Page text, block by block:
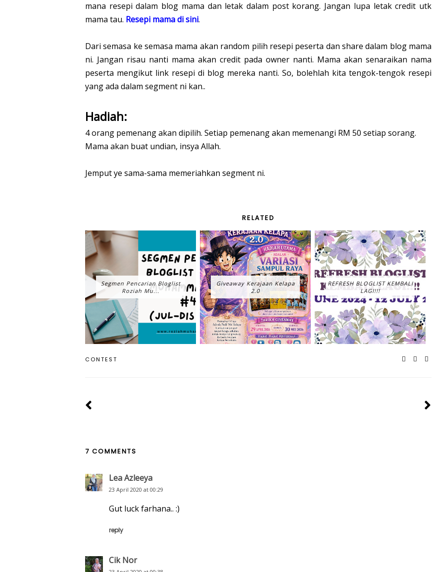
mana resepi dalam blog mama dan letak dalam post korang. Jangan lupa letak credit utk
mama tau. Resepi mama di sini.
Dari semasa ke semasa mama akan random pilih resepi peserta dan share dalam blog mama
ni. Jangan risau nanti mama akan credit pada owner nanti. Mama akan senaraikan nama
peserta mengikut link resepi di blog mereka nanti. So, bolehlah kita tengok-tengok resepi
yang ada dalam segment ni kan..
Hadiah:
4 orang pemenang akan dipilih. Setiap pemenang akan memenangi RM 50 setiap sorang.
Mama akan buat undian, insya Allah.
Jemput ye sama-sama memeriahkan segment ni.
RELATED
Segmen Pencarian Bloglist
Roziah Mu...
Giveaway Kerajaan Kelapa
2.0
REFRESH BLOGLIST KEMBALI
LAGI!!!
CONTEST
7 COMMENTS
Lea Azleeya
23 April 2020 at 00:29
Gut luck farhana.. :)
reply
Cik Nor